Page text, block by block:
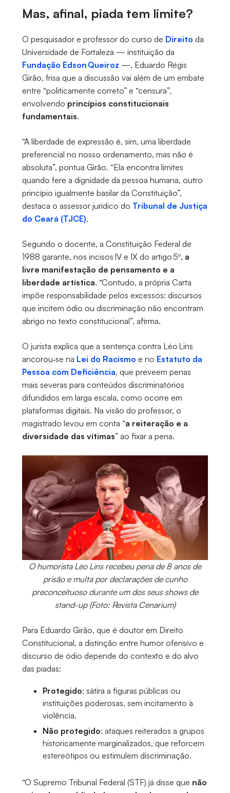
Mas, afinal, piada tem limite?
O pesquisador e professor do curso de Direito da
Universidade de Fortaleza — instituição da
Fundação Edson Queiroz —, Eduardo Régis
Girão, frisa que a discussão vai além de um embate
entre “politicamente correto” e “censura”,
envolvendo princípios constitucionais
fundamentais.
“A liberdade de expressão é, sim, uma liberdade
preferencial no nosso ordenamento, mas não é
absoluta”, pontua Girão. “Ela encontra limites
quando fere a dignidade da pessoa humana, outro
princípio igualmente basilar da Constituição”,
destaca o assessor jurídico do Tribunal de Justiça
do Ceará (TJCE).
Segundo o docente, a Constituição Federal de
1988 garante, nos incisos IV e IX do artigo 5º, a
livre manifestação de pensamento e a
liberdade artística. “Contudo, a própria Carta
impõe responsabilidade pelos excessos: discursos
que incitem ódio ou discriminação não encontram
abrigo no texto constitucional”, afirma.
O jurista explica que a sentença contra Léo Lins
ancorou‑se na Lei do Racismo e no Estatuto da
Pessoa com Deficiência, que preveem penas
mais severas para conteúdos discriminatórios
difundidos em larga escala, como ocorre em
plataformas digitais. Na visão do professor, o
magistrado levou em conta “a reiteração e a
diversidade das vítimas” ao fixar a pena.
O humorista Léo Lins recebeu pena de 8 anos de
prisão e multa por declarações de cunho
preconceituoso durante um dos seus shows de
stand-up (Foto: Revista Cenarium)
Para Eduardo Girão, que é doutor em Direito
Constitucional, a distinção entre humor ofensivo e
discurso de ódio depende do contexto e do alvo
das piadas:
Protegido: sátira a figuras públicas ou
instituições poderosas, sem incitamento à
violência.
Não protegido: ataques reiterados a grupos
historicamente marginalizados, que reforcem
estereótipos ou estimulem discriminação.
“O Supremo Tribunal Federal (STF) já disse que não